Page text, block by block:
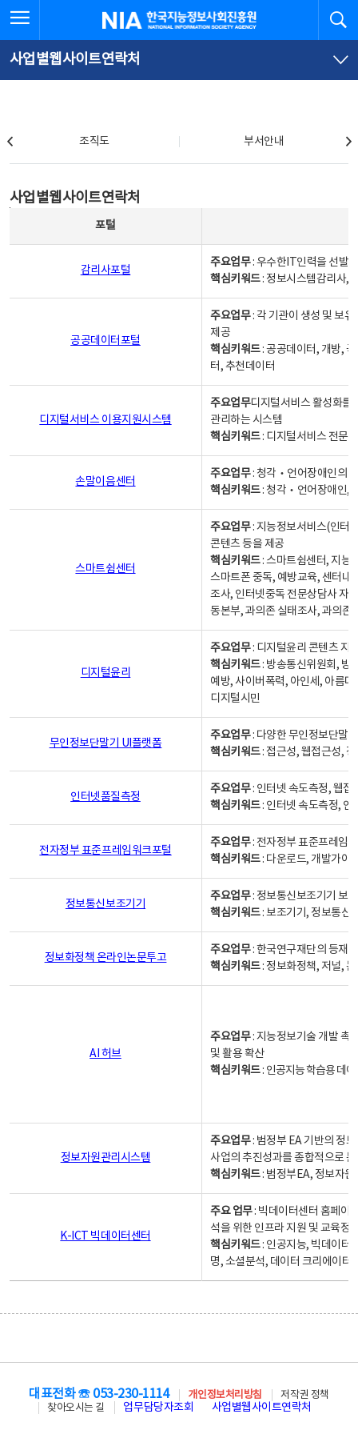
문
로
가
체
뉴
바
가
한국지능정보사회진흥원
사업별웹사이트연락처
조직도 부서안내
사업별웹사이트연락처
포털
감리사포털
주요업무: 우수한IT인력을 선발
핵심키워드: 정보시스템감리사,
공공데이터포털
주요업무: 각 기관이 생성 및 보
제공
핵심키워드: 공공데이터, 개방,
터, 추천데이터
디지털서비스 이용지원시스템
주요업무디지털서비스 활성화를
관리하는 시스템
핵심키워드: 디지털서비스 전문
손말이음센터
주요업무: 청각‧언어장애인의
핵심키워드: 청각‧언어장애인,
스마트쉼센터
주요업무: 지능정보서비스(인터
콘텐츠 등을 제공
핵심키워드: 스마트쉼센터, 지능
스마트폰 중독, 예방교육, 센터내
조사, 인터넷중독 전문상담사 자
동본부, 과의존 실태조사, 과의존
디지털윤리
주요업무: 디지털윤리 콘텐츠 지
핵심키워드: 방송통신위원회, 방
예방, 사이버폭력, 아인세, 아름
디지털시민
무인정보단말기 UI플랫폼
주요업무: 다양한 무인정보단말
핵심키워드: 접근성, 웹접근성,
인터넷품질측정
주요업무: 인터넷 속도측정, 웹접
핵심키워드: 인터넷 속도측정, 인
전자정부 표준프레임워크포털
주요업무: 전자정부 표준프레임
핵심키워드: 다운로드, 개발가이
정보통신보조기기
주요업무: 정보통신보조기기 보
핵심키워드: 보조기기, 정보통신
정보화정책 온라인논문투고
주요업무: 한국연구재단의 등재
핵심키워드: 정보화정책, 저널,
AI 허브
주요업무: 지능정보기술 개발 촉
및 활용 확산
핵심키워드: 인공지능 학습용 데
정보자원관리시스템
주요업무: 범정부 EA 기반의 정
사업의 추진성과를 종합적으로
핵심키워드: 범정부EA, 정보자
K-ICT 빅데이터센터
주요 업무: 빅데이터센터 홈페이
석을 위한 인프라 지원 및 교육정
핵심키워드: 인공지능, 빅데이터,
명, 소셜분석, 데이터 크리에이터
대표전화 ☏ 053-230-1114 개인정보처리방침
저작권 정책
찾아오시는 길
업무담당자조회 사업별웹사이트연락처